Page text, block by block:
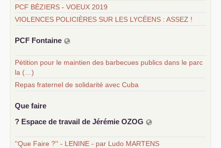
PCF BÉZIERS - VOEUX 2019
VIOLENCES POLICIÈRES SUR LES LYCÉENS : ASSEZ !
PCF Fontaine
Pétition pour le maintien des barbecues publics dans le parc
la (…)
Repas fraternel de solidarité avec Cuba
Que faire
? Espace de travail de Jérémie OZOG
''Que Faire ?'' - LENINE - par Ludo MARTENS